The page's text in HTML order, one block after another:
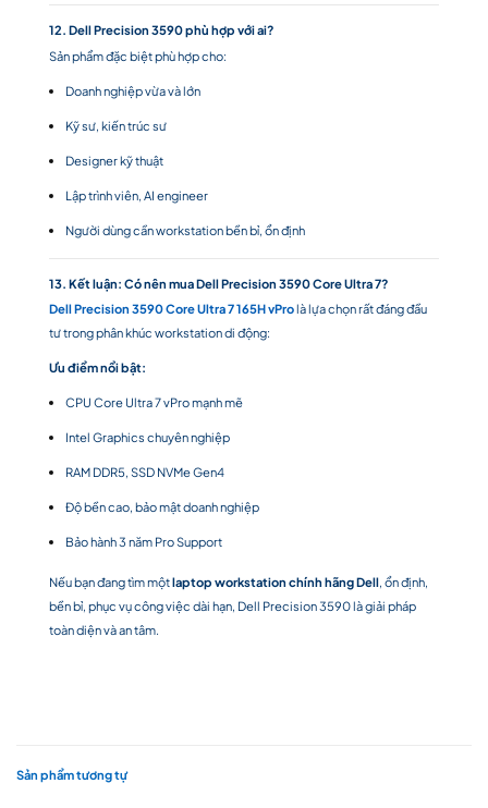
12. Dell Precision 3590 phù hợp với ai?
Sản phẩm đặc biệt phù hợp cho:
Doanh nghiệp vừa và lớn
Kỹ sư, kiến trúc sư
Designer kỹ thuật
Lập trình viên, AI engineer
Người dùng cần workstation bền bỉ, ổn định
13. Kết luận: Có nên mua Dell Precision 3590 Core Ultra 7?
Dell Precision 3590 Core Ultra 7 165H vProlà lựa chọn rất đáng đầu
tư trong phân khúc workstation di động:
Ưu điểm nổi bật:
CPU Core Ultra 7 vPro mạnh mẽ
Intel Graphics chuyên nghiệp
RAM DDR5, SSD NVMe Gen4
Độ bền cao, bảo mật doanh nghiệp
Bảo hành 3 năm Pro Support
Nếu bạn đang tìm mộtlaptop workstation chính hãng Dell, ổn định,
bền bỉ, phục vụ công việc dài hạn, Dell Precision 3590 là giải pháp
toàn diện và an tâm.
Sản phẩm tương tự